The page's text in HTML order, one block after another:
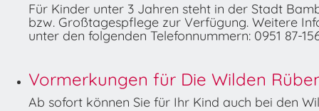
Für Kinder unter 3 Jahren steht in der Stadt
bzw. Großtagespflege zur Verfügung. Weitere
unter den folgenden Telefonnummern: 0951 87-
Vormerkungen für Die Wilden
Ab sofort können Sie für Ihr Kind auch bei den